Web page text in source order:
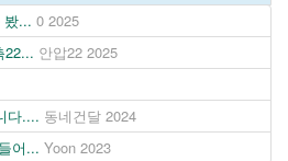
봤... 0 2025
22... 안압22 2025
다.... 동네건달 2024
어... Yoon 2023